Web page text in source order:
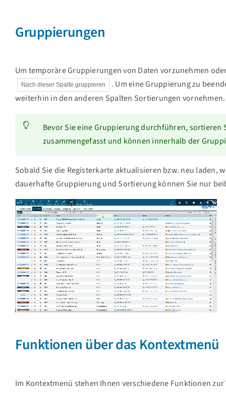
Gruppierungen
Um temporäre Gruppierungen von Daten vorzunehmen
Nach dieser Spalte gruppieren
. Um eine Gruppierung zu
weiterhin in den anderen Spalten Sortierungen vornehmen.
Bevor Sie eine Gruppierung durchführen,
zusammengefasst und können innerhalb der
Sobald Sie die Registerkarte aktualisieren bzw. neu
dauerhafte Gruppierung und Sortierung können Sie nur
Funktionen über das Kontextmenü
Im Kontextmenü stehen Ihnen verschiedene Funktionen